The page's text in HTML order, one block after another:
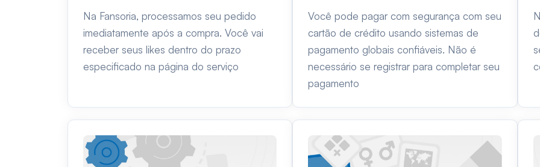
Na Fansoria, processamos seu pedido
imediatamente após a compra. Você vai
receber seus likes dentro do prazo
especificado na página do serviço
Você pode pagar com segurança com seu
cartão de crédito usando sistemas de
pagamento globais confiáveis. Não é
necessário se registrar para completar seu
pagamento